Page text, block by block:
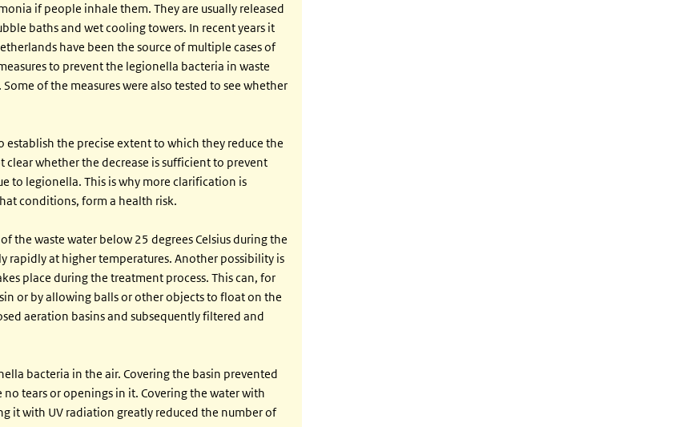
if people inhale them. They are usually released
baths and wet cooling towers. In recent years it
have been the source of multiple cases of
to prevent the legionella bacteria in waste
of the measures were also tested to see whether
the precise extent to which they reduce the
whether the decrease is sufficient to prevent
to legionella. This is why more clarification is
conditions, form a health risk.
the waste water below 25 degrees Celsius during the
rapidly at higher temperatures. Another possibility is
place during the treatment process. This can, for
or by allowing balls or other objects to float on the
aeration basins and subsequently filtered and
bacteria in the air. Covering the basin prevented
tears or openings in it. Covering the water with
it with UV radiation greatly reduced the number of